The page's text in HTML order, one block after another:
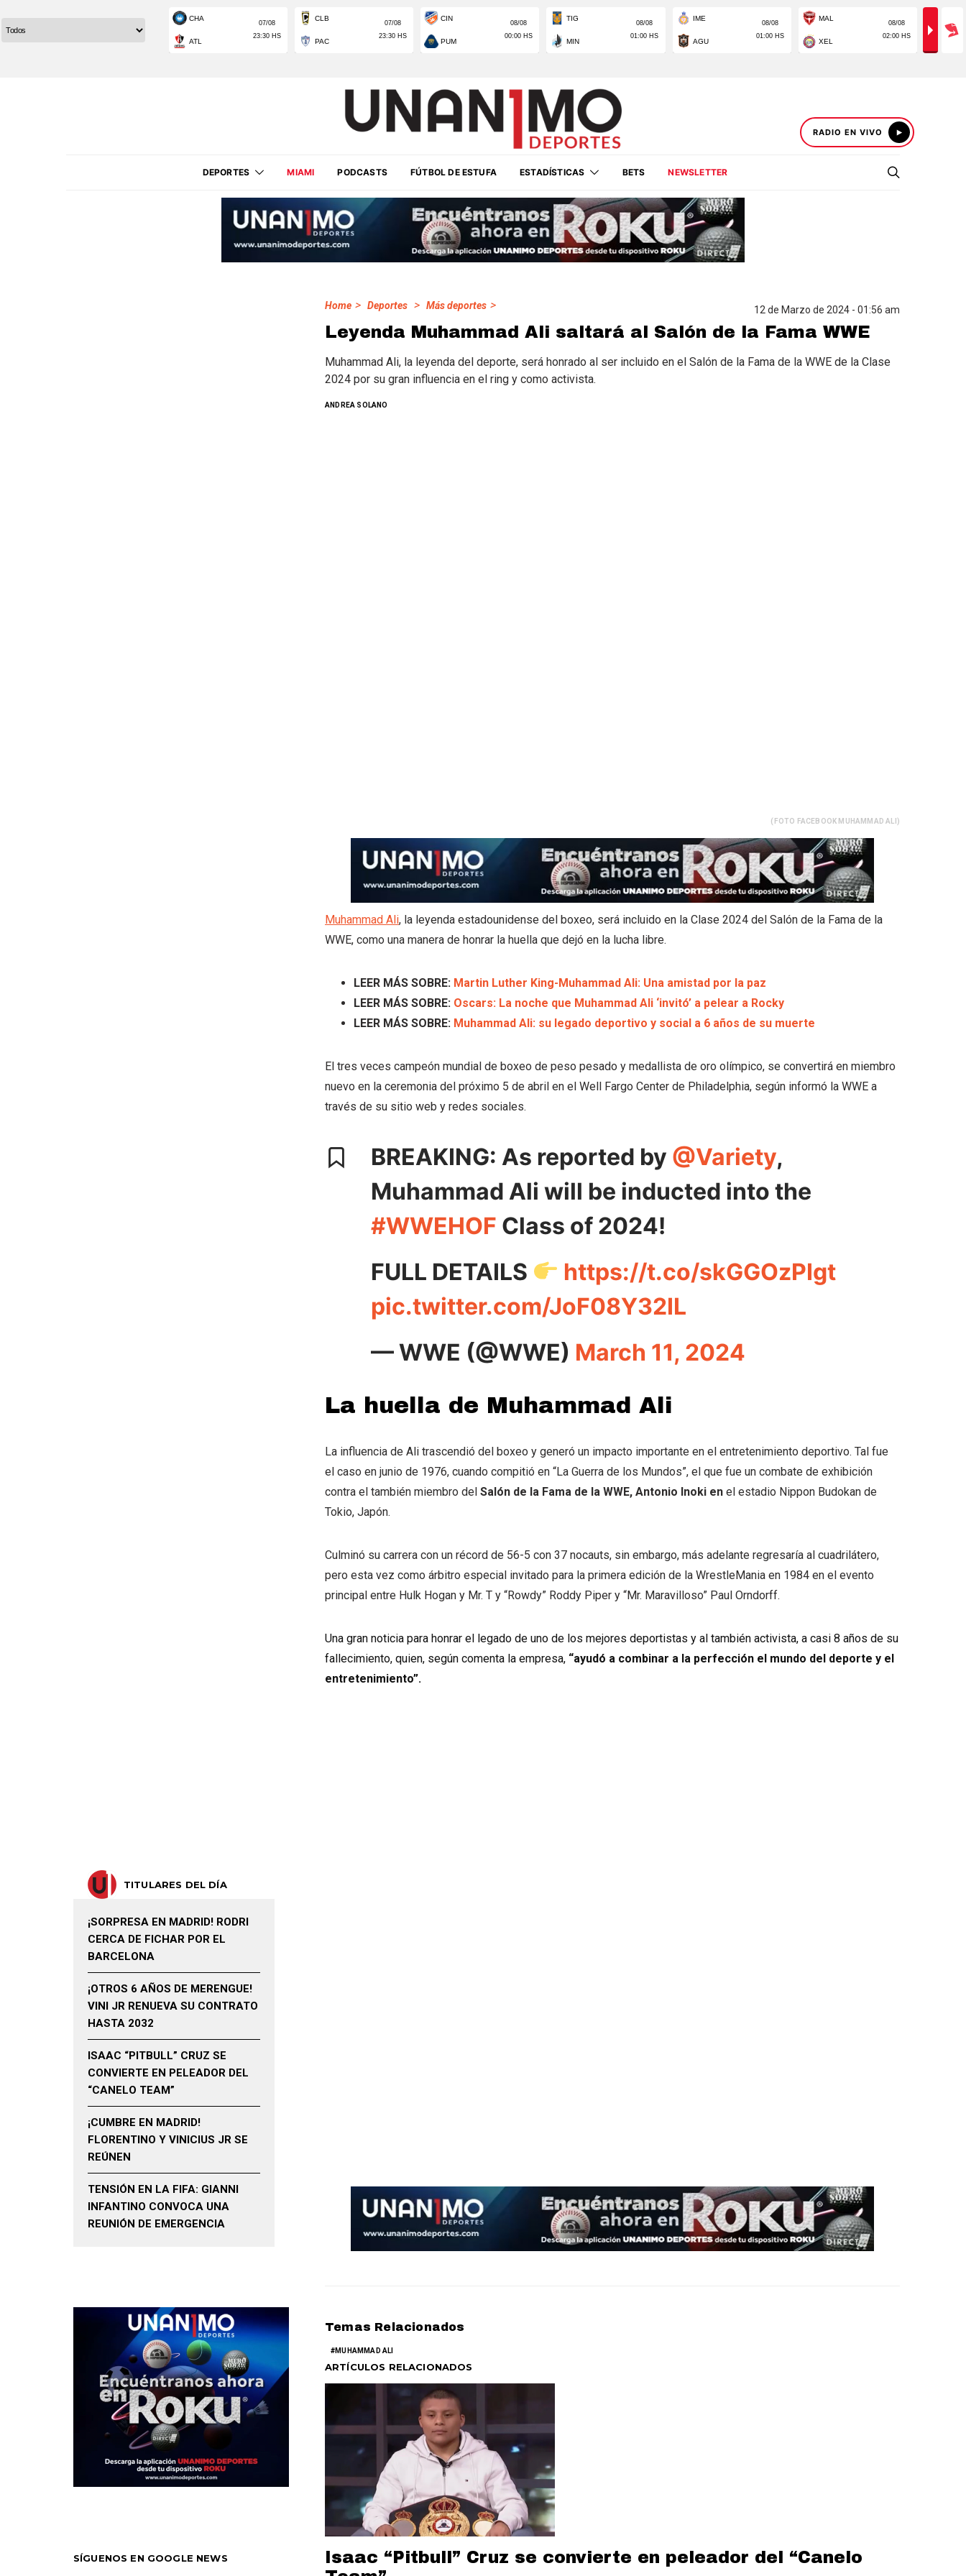
RADIO EN VIVO
DEPORTES MIAMI PODCASTS FÚTBOL DE ESTUFA ESTADÍSTICAS BETS NEWSLETTER
Home > Deportes > Más deportes > 12 de Marzo de 2024 - 01:56 am
Leyenda Muhammad Ali saltará al Salón de la Fama WWE
Muhammad Ali, la leyenda del deporte, será honrado al ser incluido en el Salón de la Fama de la WWE de la Clase
2024 por su gran influencia en el ring y como activista.
ANDREA SOLANO
(FOTO FACEBOOK MUHAMMAD ALI)
Muhammad Ali, la leyenda estadounidense del boxeo, será incluido en la Clase 2024 del Salón de la Fama de la
WWE, como una manera de honrar la huella que dejó en la lucha libre.
LEER MÁS SOBRE: Martin Luther King-Muhammad Ali: Una amistad por la paz
LEER MÁS SOBRE: Oscars: La noche que Muhammad Ali ‘invitó’ a pelear a Rocky
LEER MÁS SOBRE: Muhammad Ali: su legado deportivo y social a 6 años de su muerte
El tres veces campeón mundial de boxeo de peso pesado y medallista de oro olímpico, se convertirá en miembro
nuevo en la ceremonia del próximo 5 de abril en el Well Fargo Center de Philadelphia, según informó la WWE a
través de su sitio web y redes sociales.
BREAKING: As reported by @Variety,
Muhammad Ali will be inducted into the
#WWEHOF Class of 2024!
FULL DETAILS
https://t.co/skGGOzPIgt
pic.twitter.com/JoF08Y32IL
— WWE (@WWE) March 11, 2024
La huella de Muhammad Ali
La influencia de Ali trascendió del boxeo y generó un impacto importante en el entretenimiento deportivo. Tal fue
el caso en junio de 1976, cuando compitió en “La Guerra de los Mundos”, el que fue un combate de exhibición
contra el también miembro del Salón de la Fama de la WWE, Antonio Inoki en el estadio Nippon Budokan de
Tokio, Japón.
Culminó su carrera con un récord de 56-5 con 37 nocauts, sin embargo, más adelante regresaría al cuadrilátero,
pero esta vez como árbitro especial invitado para la primera edición de la WrestleMania en 1984 en el evento
principal entre Hulk Hogan y Mr. T y “Rowdy” Roddy Piper y “Mr. Maravilloso” Paul Orndorff.
Una gran noticia para honrar el legado de uno de los mejores deportistas y al también activista, a casi 8 años de su
fallecimiento, quien, según comenta la empresa, “ayudó a combinar a la perfección el mundo del deporte y el
entretenimiento”.
Temas Relacionados
MUHAMMAD ALI
ARTÍCULOS RELACIONADOS
Isaac “Pitbull” Cruz se convierte en peleador del “Canelo
TITULARES DEL DÍA
¡SORPRESA EN MADRID! RODRI
CERCA DE FICHAR POR EL
BARCELONA
¡OTROS 6 AÑOS DE MERENGUE!
VINI JR RENUEVA SU CONTRATO
HASTA 2032
ISAAC “PITBULL” CRUZ SE
CONVIERTE EN PELEADOR DEL
“CANELO TEAM”
¡CUMBRE EN MADRID!
FLORENTINO Y VINICIUS JR SE
REÚNEN
TENSIÓN EN LA FIFA: GIANNI
INFANTINO CONVOCA UNA
REUNIÓN DE EMERGENCIA
SÍGUENOS EN GOOGLE NEWS